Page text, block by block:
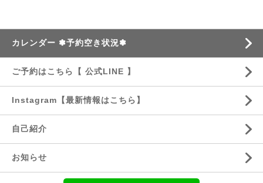
カレンダー ✽予約空き状況✽
ご予約はこちら【 公式LINE 】
Instagram【最新情報はこちら】
自己紹介
お知らせ